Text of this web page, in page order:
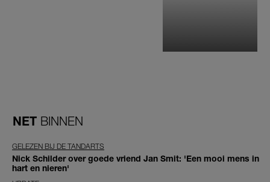
NET BINNEN
GELEZEN BIJ DE TANDARTS
Nick Schilder over goede vriend Jan Smit: 'Een mooi mens in
hart en nieren'